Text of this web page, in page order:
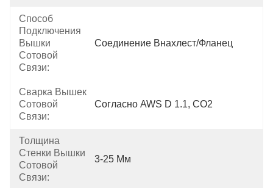
Способ
Подключения
Вышки
Сотовой
Связи:
Соединение Внахлест/фланец
Сварка Вышек
Сотовой
Связи:
Согласно AWS D 1.1, CO2
Толщина
Стенки Вышки
Сотовой
Связи:
3-25 Мм